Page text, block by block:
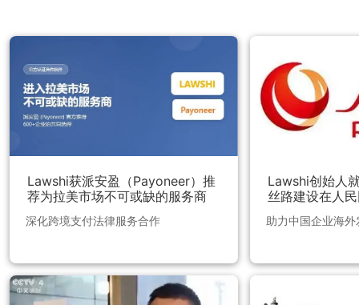
Lawshi获派安盈（Payoneer）推
荐为拉美市场不可或缺的服务商
深化跨境支付法律服务合作
Lawshi创始人
丝路建设在人
助力中国企业海外